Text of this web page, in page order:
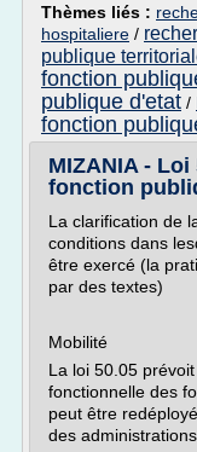
Thèmes liés :
hospitaliere /
publique
fonction
publique d'etat /
fonction
MIZANIA -
fonction
La clarification de
conditions dans
être exercé (la
par des textes)
Mobilité
La loi 50.05
fonctionnelle des
peut être
des